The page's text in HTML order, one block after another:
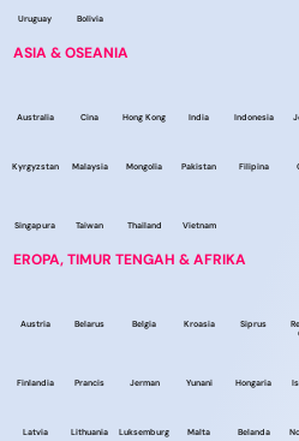
Uruguay Bolivia
ASIA & OSEANIA
Australia Cina Hong Kong India Indonesia
Kyrgyzstan Malaysia Mongolia Pakistan Filipina
Singapura Taiwan Thailand Vietnam
EROPA, TIMUR TENGAH & AFRIKA
Austria Belarus Belgia Kroasia Siprus
Finlandia Prancis Jerman Yunani Hongaria
Latvia Lithuania Luksemburg Malta Belanda